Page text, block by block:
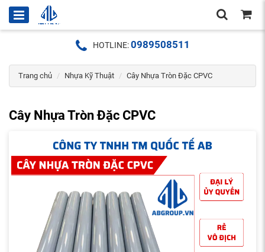
HOTLINE:0989508511
Trang chủ Nhựa Kỹ Thuật Cây Nhựa Tròn Đặc CPVC
Cây Nhựa Tròn Đặc CPVC